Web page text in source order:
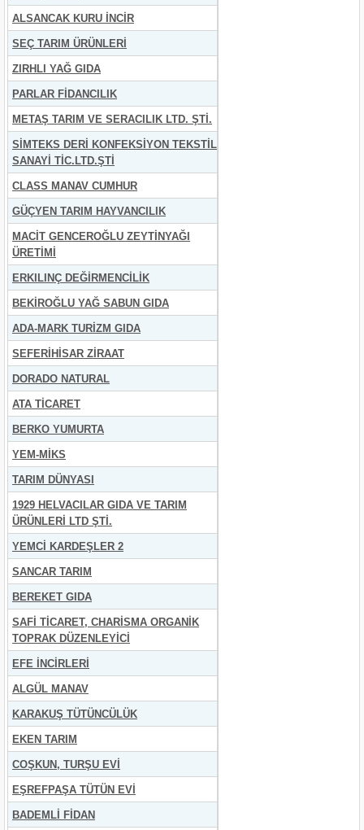
ALSANCAK KURU İNCİR
SEÇ TARIM ÜRÜNLERİ
ZIRHLI YAĞ GIDA
PARLAR FİDANCILIK
METAŞ TARIM VE SERACILIK LTD. ŞTİ.
SİMTEKS DERİ KONFEKSİYON TEKSTİL
SANAYİ TİC.LTD.ŞTİ
CLASS MANAV CUMHUR
GÜÇYEN TARIM HAYVANCILIK
MACİT GENCEROĞLU ZEYTİNYAĞI
ÜRETİMİ
ERKILINÇ DEĞİRMENCİLİK
BEKİROĞLU YAĞ SABUN GIDA
ADA-MARK TURİZM GIDA
SEFERİHİSAR ZİRAAT
DORADO NATURAL
ATA TİCARET
BERKO YUMURTA
YEM-MİKS
TARIM DÜNYASI
1929 HELVACILAR GIDA VE TARIM
ÜRÜNLERİ LTD ŞTİ.
YEMCİ KARDEŞLER 2
SANCAR TARIM
BEREKET GIDA
SAFİ TİCARET, CHARİSMA ORGANİK
TOPRAK DÜZENLEYİCİ
EFE İNCİRLERİ
ALGÜL MANAV
KARAKUŞ TÜTÜNCÜLÜK
EKEN TARIM
COŞKUN, TURŞU EVİ
EŞREFPAŞA TÜTÜN EVİ
BADEMLİ FİDAN